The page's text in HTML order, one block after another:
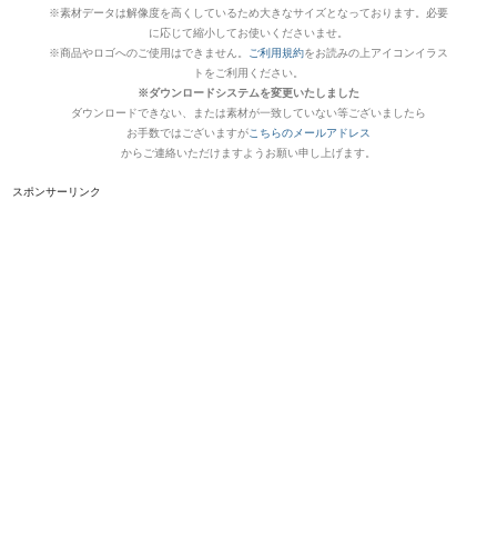
※素材データは解像度を高くしているため大きなサイズとなっております。必要
に応じて縮小してお使いくださいませ。
※商品やロゴへのご使用はできません。
ご利用規約をお読みの上アイコンイラス
トをご利用ください。
※ダウンロードシステムを変更いたしました
ダウンロードできない、または素材が一致していない等ございましたら
お手数ではございますがこちらのメールアドレス
からご連絡いただけますようお願い申し上げます。
スポンサーリンク